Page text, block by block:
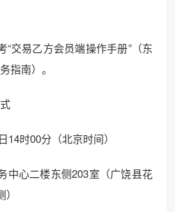
交易乙方会员端操作手册”（东
指南）。
14时00分（北京时间）
中心二楼东侧203室（广饶县花